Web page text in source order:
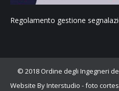
Regolamento gestione
© 2018 Ordine degli Ingegneri
Website By Interstudio - foto